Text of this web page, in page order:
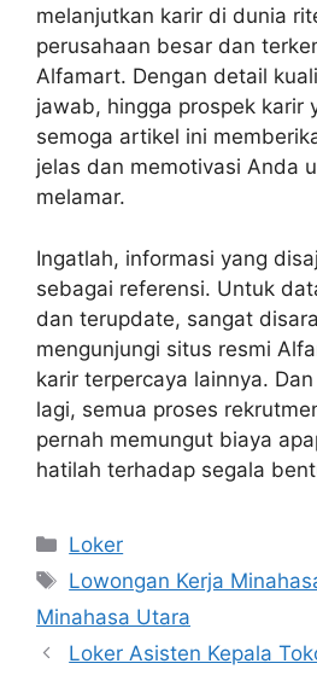
melanjutkan karir di dunia
perusahaan besar dan
Alfamart. Dengan detail
jawab, hingga prospek karir
semoga artikel ini
jelas dan memotivasi Anda
melamar.
Ingatlah, informasi yang
sebagai referensi. Untuk
dan terupdate, sangat
mengunjungi situs resmi
karir terpercaya lainnya.
lagi, semua proses
pernah memungut biaya
hatilah terhadap segala
Kategori
Loker
Tag
Lowongan Kerja
Minahasa Utara
Loker Asisten Kepala